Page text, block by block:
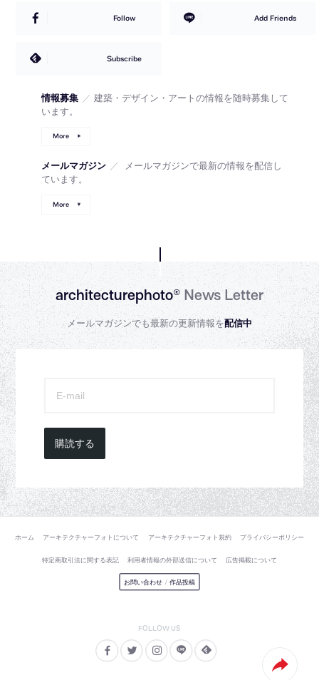
Follow Add Friends
Subscribe
情報募集 ／ 建築・デザイン・アートの情報を随時募集して
います。
More
メールマガジン ／
メールマガジンで最新の情報を配信し
ています。
More
architecturephoto®News Letter
メールマガジンでも最新の更新情報を配信中
購読する
ホーム アーキテクチャーフォトについて アーキテクチャーフォト規約 プライバシーポリシー
特定商取引法に関する表記 利用者情報の外部送信について 広告掲載について
お問い合わせ / 作品投稿